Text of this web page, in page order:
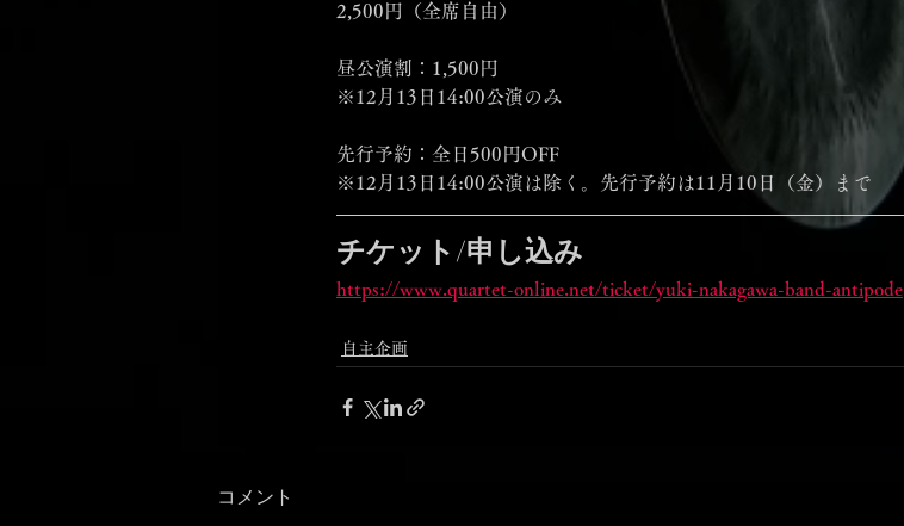
2,500円（全席自由）
昼公演割：1,500円
※12月13日14:00公演のみ
先行予約：全日500円OFF
※12月13日14:00公演は除く。先行予約は11月10日（金）まで
チケット/申し込み
https://www.quartet-online.net/ticket/yuki-nakagawa-band-antipode
自主企画
コメント